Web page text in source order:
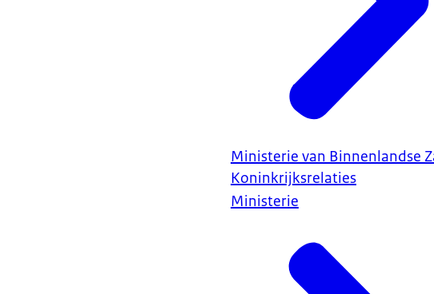
Ministerie van Binnenlandse
Koninkrijksrelaties
Ministerie